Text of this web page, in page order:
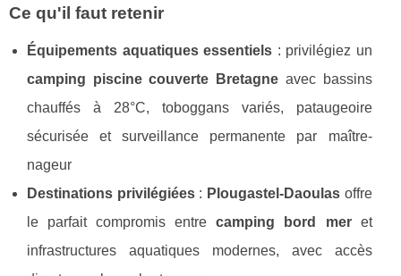
Ce qu'il faut retenir
Équipements aquatiques essentiels : privilégiez un
camping piscine couverte Bretagne avec bassins
chauffés à 28°C, toboggans variés, pataugeoire
sécurisée et surveillance permanente par maître-
nageur
Destinations privilégiées: Plougastel-Daoulasoffre
le parfait compromis entrecamping bord meret
infrastructures aquatiques modernes, avec accès